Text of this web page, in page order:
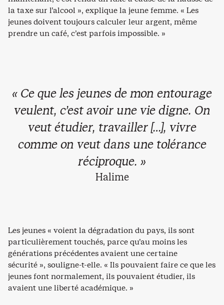
la taxe sur l’alcool », explique la jeune femme. « Les
jeunes doivent toujours calculer leur argent, même
prendre un café, c’est parfois impossible. »
« Ce que les jeunes de mon entourage
veulent, c’est avoir une vie digne. On
veut étudier, travailler […], vivre
comme on veut dans une tolérance
réciproque. »
Halime
Les jeunes « voient la dégradation du pays, ils sont
particulièrement touchés, parce qu’au moins les
générations précédentes avaient une certaine
sécurité », souligne-t-elle. « Ils pouvaient faire ce que les
jeunes font normalement, ils pouvaient étudier, ils
avaient une liberté académique. »